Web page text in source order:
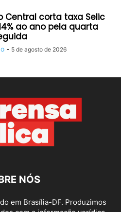
Central corta taxa Selic
ao ano pela quarta
- 5 de agosto de 2026
NÓS
em Brasília-DF. Produzimos